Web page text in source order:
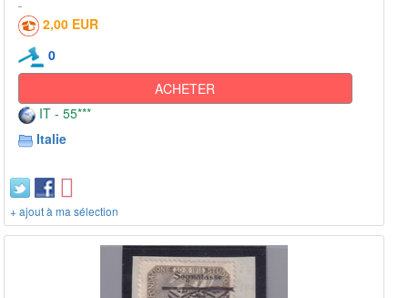
2,00 EUR
0
ACHETER
IT - 55***
Italie
+ ajout à ma sélection